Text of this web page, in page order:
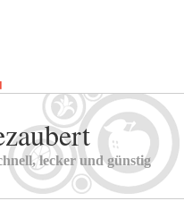
lecker und günstig